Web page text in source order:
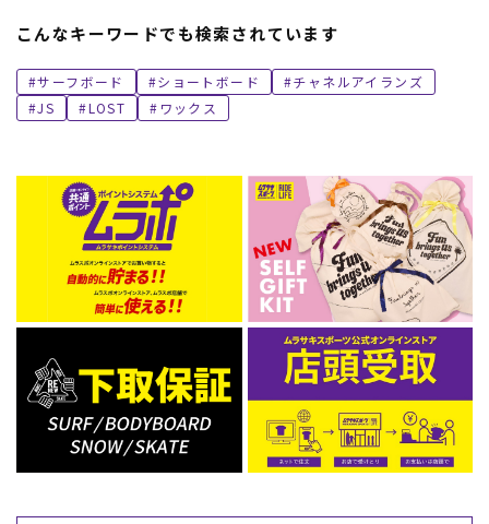
こんなキーワードでも検索されています
サーフボード ショートボード
チャネルアイランズ
JS
LOST ワックス